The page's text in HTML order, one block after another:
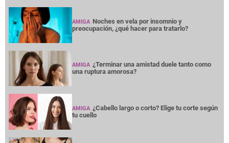
AMIGA Noches en vela por insomnio y
preocupación, ¿qué hacer para tratarlo?
AMIGA ¿Terminar una amistad duele tanto como
una ruptura amorosa?
AMIGA ¿Cabello largo o corto? Elige tu corte según
tu cuello